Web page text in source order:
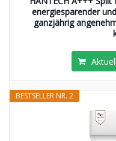
energiesparender
ganzjährig
BESTSELLER NR. 2